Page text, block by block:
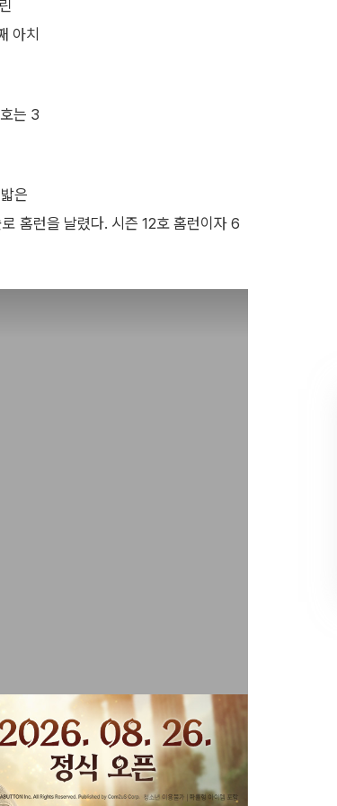
아치
는 3
은
홈런을 날렸다. 시즌 12호 홈런이자 6